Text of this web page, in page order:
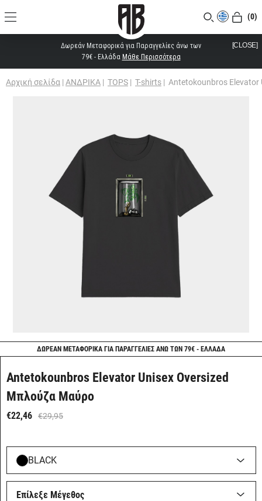
(0)
Δωρεάν Μεταφορικά για Παραγγελίες άνω των
79€ - Ελλάδα Μάθε Περισσότερα
[CLOSE]
Αρχική σελίδα | ΑΝΔΡΙΚΑ | TOPS | T-shirts | Antetokounbros
ΔΩΡΕΑΝ ΜΕΤΑΦΟΡΙΚΑ ΓΙΑ ΠΑΡΑΓΓΕΛΙΕΣ ΑΝΩ ΤΩΝ 79€ - ΕΛΛΑΔΑ
Antetokounbros Elevator Unisex Oversized
Μπλούζα Μαύρο
€22,46 €29,95
BLACK
Επίλεξε Μέγεθος